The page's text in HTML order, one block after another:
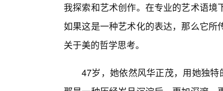
我探索和艺术创作。在专业的艺术语
如果这是一种艺术化的表达，那么它
关于美的哲学思考。
47岁，她依然风华正茂，用她独